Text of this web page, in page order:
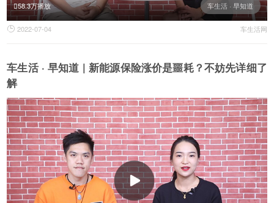
车生活 · 早知道
58.3万播放
 2022-07-04 车生活网
车生活 · 早知道 | 新能源保险涨价是噩耗？不妨先详细了
解